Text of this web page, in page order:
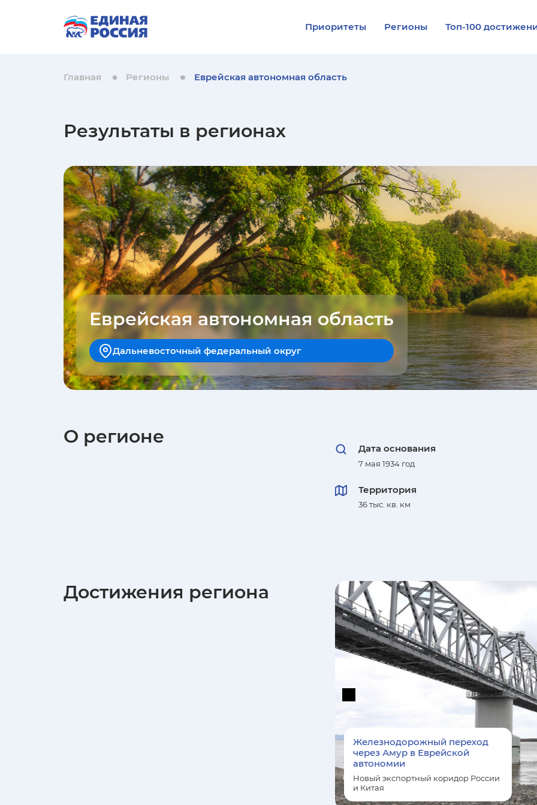
Приоритеты Регионы Топ-100
Главная Регионы Еврейская автономная область
Результаты в регионах
Еврейская автономная область
Дальневосточный федеральный округ
О регионе
Дата основания
7 мая 1934 год
Территория
36 тыс. кв. км
Достижения региона
Железнодорожный переход
через Амур в Еврейской
автономии
Новый экспортный коридор России
и Китая